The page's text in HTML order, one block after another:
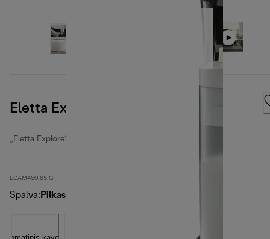
Eletta Explore
„Eletta Explore“
ECAM450.65.G
Spalva: Pilkas